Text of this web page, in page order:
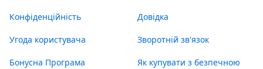
Конфіденційність
Угода користувача
Бонусна Програма
Довідка
Зворотній зв'язок
Як купувати з безпечною